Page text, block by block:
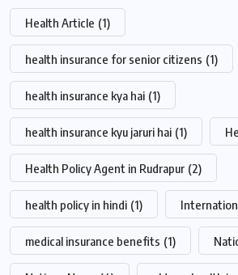
Health Article (1)
health insurance for senior citizens (1)
health insurance kya hai (1)
health insurance kyu jaruri hai (1)
Health Policy Agent in Rudrapur (2)
health policy in hindi (1)
medical insurance benefits (1)